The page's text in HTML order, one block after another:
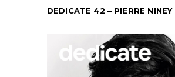
DEDICATE 42 – PIERRE NINEY